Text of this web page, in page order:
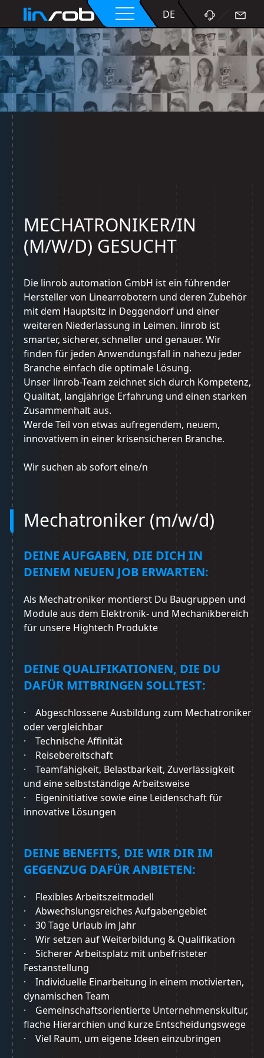
DE
MECHATRONIKER/IN
(M/W/D) GESUCHT
Die linrob automation GmbH ist ein führender
Hersteller von Linearrobotern und deren Zubehör
mit dem Hauptsitz in Deggendorf und einer
weiteren Niederlassung in Leimen. linrob ist
smarter, sicherer, schneller und genauer. Wir
finden für jeden Anwendungsfall in nahezu jeder
Branche einfach die optimale Lösung.
Unser linrob-Team zeichnet sich durch Kompetenz,
Qualität, langjährige Erfahrung und einen starken
Zusammenhalt aus.
Werde Teil von etwas aufregendem, neuem,
innovativem in einer krisensicheren Branche.
Wir suchen ab sofort eine/n
Mechatroniker (m/w/d)
DEINE AUFGABEN, DIE DICH IN
DEINEM NEUEN JOB ERWARTEN:
Als Mechatroniker montierst Du Baugruppen und
Module aus dem Elektronik- und Mechanikbereich
für unsere Hightech Produkte
DEINE QUALIFIKATIONEN, DIE DU
DAFÜR MITBRINGEN SOLLTEST:
· Abgeschlossene Ausbildung zum Mechatroniker
oder vergleichbar
· Technische Affinität
· Reisebereitschaft
· Teamfähigkeit, Belastbarkeit, Zuverlässigkeit
und eine selbstständige Arbeitsweise
· Eigeninitiative sowie eine Leidenschaft für
innovative Lösungen
DEINE BENEFITS, DIE WIR DIR IM
GEGENZUG DAFÜR ANBIETEN:
· Flexibles Arbeitszeitmodell
· Abwechslungsreiches Aufgabengebiet
· 30 Tage Urlaub im Jahr
· Wir setzen auf Weiterbildung & Qualifikation
· Sicherer Arbeitsplatz mit unbefristeter
Festanstellung
· Individuelle Einarbeitung in einem motivierten,
dynamischen Team
· Gemeinschaftsorientierte Unternehmenskultur,
flache Hierarchien und kurze Entscheidungswege
· Viel Raum, um eigene Ideen einzubringen